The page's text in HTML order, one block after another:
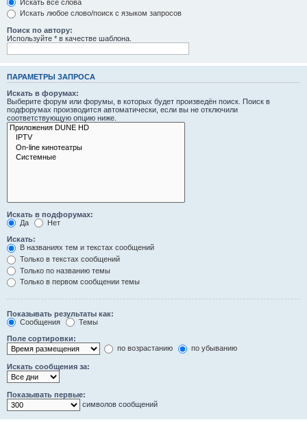
Искать все слова
Искать любое слово/поиск с языком запросов
Поиск по автору:
Используйте * в качестве шаблона.
ПАРАМЕТРЫ ЗАПРОСА
Искать в форумах:
Выберите форум или форумы, в которых будет произведён поиск. Поиск в
подфорумах производится автоматически, если вы не отключили
соответствующую опцию ниже.
Искать в подфорумах:
Да
Нет
Искать:
В названиях тем и текстах сообщений
Только в текстах сообщений
Только по названию темы
Только в первом сообщении темы
Показывать результаты как:
Сообщения
Темы
Поле сортировки:
по возрастанию
по убыванию
Искать сообщения за:
Показывать первые:
символов сообщений